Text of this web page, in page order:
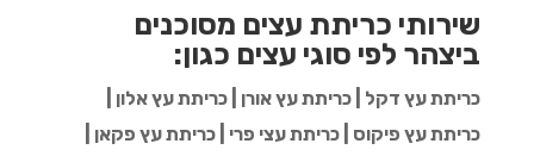
שירותי כריתת עצים מסוכנים
ביצהר לפי סוגי עצים כגון:
כריתת עץ דקל | כריתת עץ אורן | כריתת עץ אלון |
כריתת עץ פיקוס | כריתת עצי פרי | כריתת עץ פקאן |